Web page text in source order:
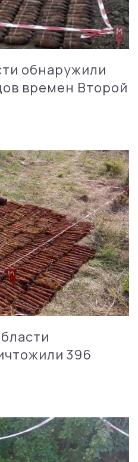
обнаружили
времен Второй
396